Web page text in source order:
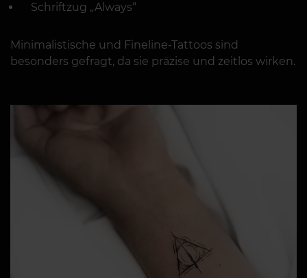
Schriftzug „Always“
Minimalistische und Fineline-Tattoos sind
besonders gefragt, da sie präzise und zeitlos wirken.